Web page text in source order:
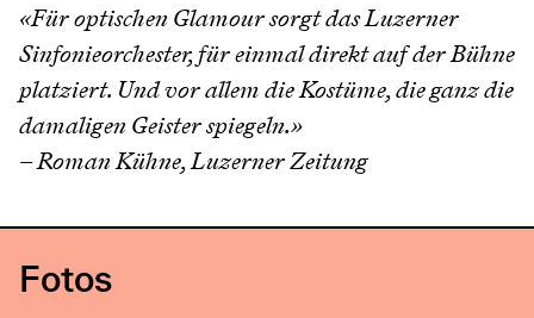
«Für optischen Glamour sorgt das Luzerner
Sinfonieorchester, für einmal direkt auf der Bühne
platziert. Und vor allem die Kostüme, die ganz die
damaligen Geister spiegeln.»
– Roman Kühne, Luzerner Zeitung
Fotos